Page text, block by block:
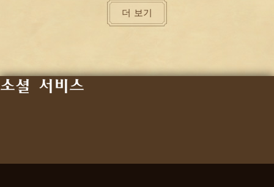
더 보기
소셜 서비스